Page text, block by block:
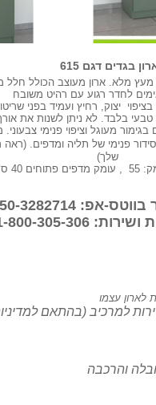
בגדים דגם 615
מעץ מלא. ארון מעוצב הכולל
לחדר רגוע עם רהיט משובח
בלבד. לא ניתן לשנות את
מעוגל וציפוי פנימי
פנימי של תליה ומדפים.
שלך)
אפ: 050-3282714
1-800-305-306
לארון עצמו
למרכיב (בהתאם